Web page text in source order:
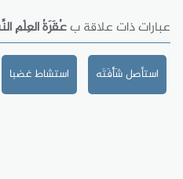
عبارات ذات علاقة بعُقَرَةُ العِلْمِ
استأصل شَأْفَتَه استشاط غضبا